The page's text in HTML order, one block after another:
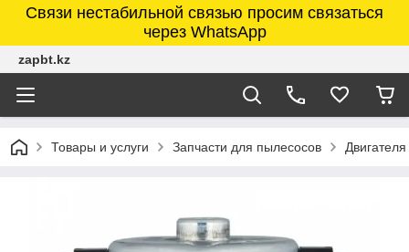
Связи нестабильной связью просим связаться
через WhatsApp
zapbt.kz
Товары и услуги Запчасти для пылесосов